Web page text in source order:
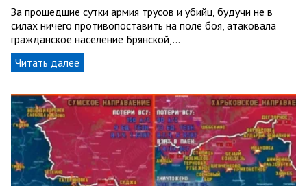
За прошедшие сутки армия трусов и убийц, будучи не в
силах ничего противопоставить на поле боя, атаковала
гражданское население Брянской,…
Читать далее